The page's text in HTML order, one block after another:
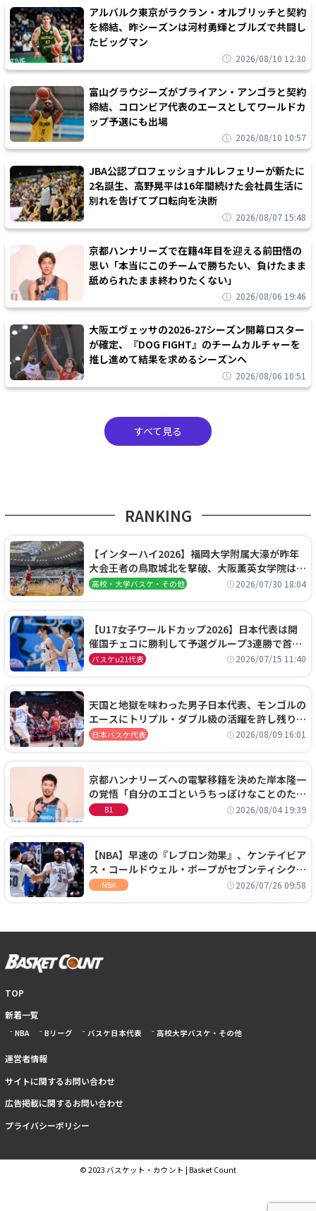
アルバルク東京がラクラン・オルブリッチと契約
を締結、昨シーズンは河村勇輝とブルズで共闘し
たビッグマン
2026/08/10 12:30
富山グラウジーズがブライアン・アンゴラと契約
締結、コロンビア代表のエースとしてワールドカ
ップ予選にも出場
2026/08/10 10:57
JBA公認プロフェッショナルレフェリーが新たに
2名誕生、高野晃平は16年間続けた会社員生活に
別れを告げてプロ転向を決断
2026/08/07 15:48
京都ハンナリーズで在籍4年目を迎える前田悟の
思い「本当にこのチームで勝ちたい、負けたまま
舐められたまま終わりたくない」
2026/08/06 19:46
大阪エヴェッサの2026-27シーズン開幕ロスター
が確定、『DOG FIGHT』のチームカルチャーを
推し進めて結果を求めるシーズンへ
2026/08/06 10:51
すべて見る
RANKING
【インターハイ2026】福岡大学附属大濠が昨年
大会王者の鳥取城北を撃破、大阪薫英女学院は岐
阜女子に完勝、大会3日目試合結果
高校・大学バスケ・その他 2026/07/30 18:04
【U17女子ワールドカップ2026】日本代表は開
催国チェコに勝利して予選グループ3連勝で首位
通過！準々決勝の相手はエジプトに決定
バスケu21代表 2026/07/15 11:40
天国と地獄を味わった男子日本代表、モンゴルの
エースにトリプル・ダブル級の活躍を許し残り
0.4秒に失点する悔しい敗戦
日本バスケ代表 2026/08/09 16:01
京都ハンナリーズへの電撃移籍を決めた岸本隆一
の覚悟「自分のエゴというちっぽけなことのため
に、京都に来たわけではない」
B1 2026/08/04 19:39
【NBA】早速の『レブロン効果』、ケンテイビア
ス・コールドウェル・ポープがセブンティシクサ
ーズに1年契約で加入
NBA 2026/07/26 09:58
TOP
新着一覧
NBA Bリーグ バスケ日本代表 高校大学バスケ・その他
運営者情報
サイトに関するお問い合わせ
広告掲載に関するお問い合わせ
プライバシーポリシー
© 2023 バスケット・カウント | Basket Count